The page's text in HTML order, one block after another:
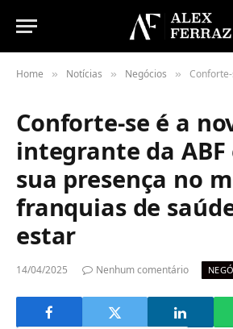
Home » Notícias » Negócios » Conforte-se é a nova integrante
Conforte-se é a
integrante da ABF
sua presença no
franquias de
estar
14/04/2025 Nenhum comentário